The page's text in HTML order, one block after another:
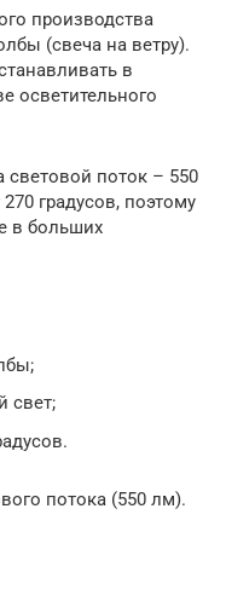
производства
(свеча на ветру).
в
осветительного
световой поток – 550
градусов, поэтому
в больших
свет;
потока (550 лм).